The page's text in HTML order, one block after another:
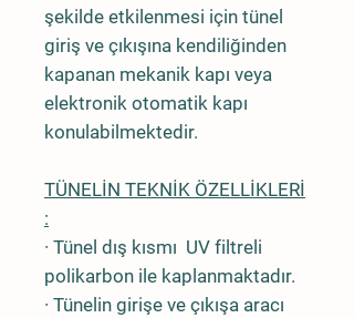
şekilde etkilenmesi için tünel
giriş ve çıkışına kendiliğinden
kapanan mekanik kapı veya
elektronik otomatik kapı
konulabilmektedir.
TÜNELİN TEKNİK ÖZELLİKLERİ
:
· Tünel dış kısmı UV filtreli
polikarbon ile kaplanmaktadır.
· Tünelin girişe ve çıkışa aracı